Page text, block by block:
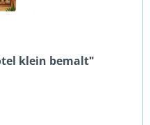
klein bemalt"